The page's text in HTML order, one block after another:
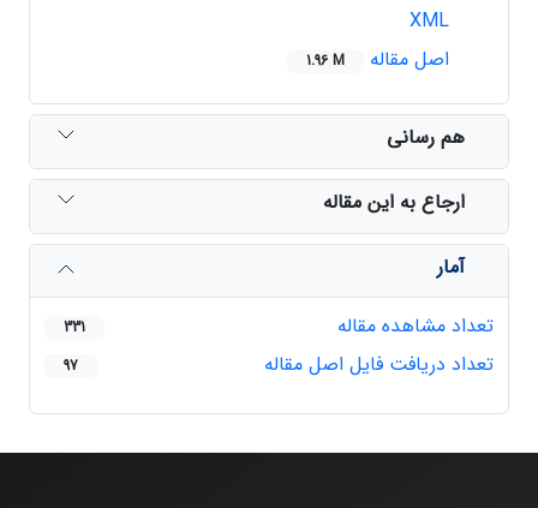
اصل مقاله
1.96 M
هم رسانی
ارجاع به این مقاله
آمار
تعداد مشاهده مقاله
331
تعداد دریافت فایل اصل مقاله 97